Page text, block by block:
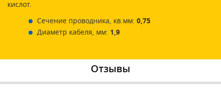
кислот.
Сечение проводника, кв.мм: 0,75
Диаметр кабеля, мм: 1,9
Отзывы